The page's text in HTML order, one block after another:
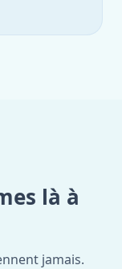
là à
jamais.